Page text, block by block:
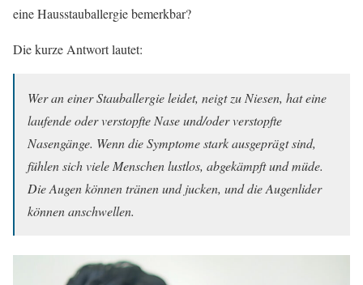
eine Hausstauballergie bemerkbar?
Die kurze Antwort lautet:
Wer an einer Stauballergie leidet, neigt zu Niesen, hat eine
laufende oder verstopfte Nase und/oder verstopfte
Nasengänge. Wenn die Symptome stark ausgeprägt sind,
fühlen sich viele Menschen lustlos, abgekämpft und müde.
Die Augen können tränen und jucken, und die Augenlider
können anschwellen.